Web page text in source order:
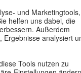
German Film Office
Goethe on Demand:
JETZT